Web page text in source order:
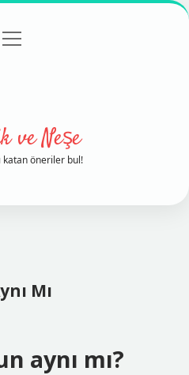
menüyü
ve Neşe
katan öneriler bul!
Mı
aynı mı?